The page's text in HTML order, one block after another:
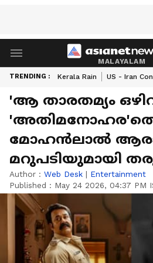
MALAYALAM
TRENDING : Kerala Rain US - Iran
'ആ താരതമ്യം
മോഹന്‍ലാല്‍
മറുപടിയുമായി
Author : Web Desk | Entertainment
Published : May 24 2026, 04:37 PM